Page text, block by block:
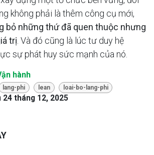
không phải là thêm công cụ mới,
bỏ những thứ đã quen thuộc nhưng
trị . Và đó cũng là lúc tư duy hệ
sự phát huy sức mạnh của nó.
hành
lang-phi lean loai-bo-lang-phi
24 tháng 12, 2025